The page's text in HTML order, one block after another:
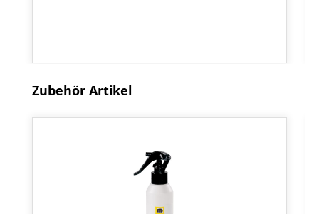
Produktgalerie überspringen
Zubehör Artikel